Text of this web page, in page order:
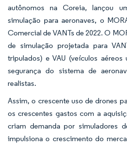
autônomos na Coreia, lançou
simulação para aeronaves, o
Comercial de VANTs de 2022. O
de simulação projetada para
tripulados) e VAU (veículos
segurança do sistema de
realistas.
Assim, o crescente uso de drones
os crescentes gastos com a
criam demanda por simuladores
impulsiona o crescimento do